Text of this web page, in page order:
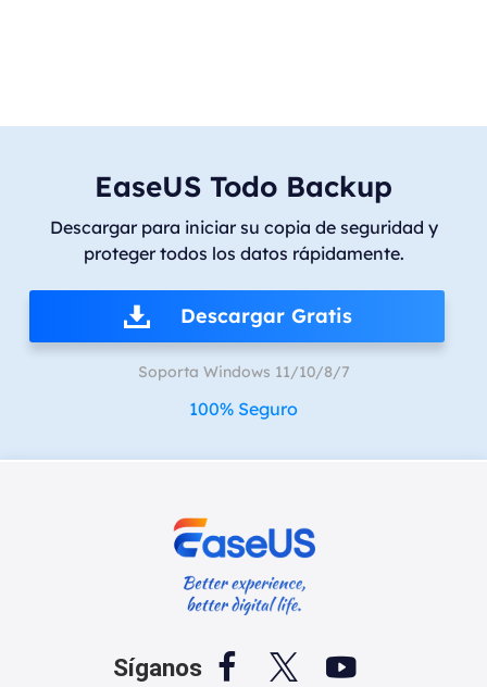
EaseUS Todo Backup
Descargar para iniciar su copia de seguridad y
proteger todos los datos rápidamente.
Descargar Gratis
Soporta Windows 11/10/8/7
100% Seguro
Síganos   